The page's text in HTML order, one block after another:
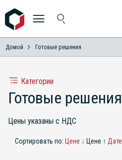
Домой Готовые решения
Категории
Готовые решения
Цены указаны с НДС
Сортировать по: Цене ↓ Цене ↑ Дате